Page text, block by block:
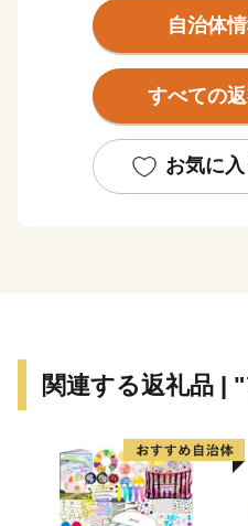
ん」発祥の地でもあり、絹
★ABCテレビのニュース情
任せ干物セット が紹介さ
👉お任せ干物セット
自治体
すべての
お気に
関連する返礼品 |